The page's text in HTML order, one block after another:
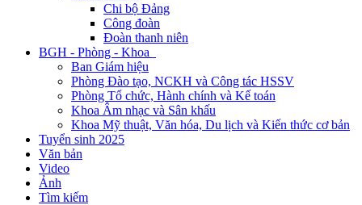
Chi bộ Đảng
Công đoàn
Đoàn thanh niên
BGH - Phòng - Khoa
Ban Giám hiệu
Phòng Đào tạo, NCKH và Công tác HSSV
Phòng Tổ chức, Hành chính và Kế toán
Khoa Âm nhạc và Sân khấu
Khoa Mỹ thuật, Văn hóa, Du lịch và Kiến thức cơ bản
Tuyển sinh 2025
Văn bản
Video
Ảnh
Tìm kiếm